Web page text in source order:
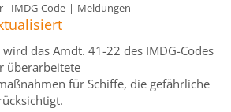
- IMDG-Code | Meldungen
das Amdt. 41-22 des IMDG-Codes
überarbeitete
für Schiffe, die gefährliche